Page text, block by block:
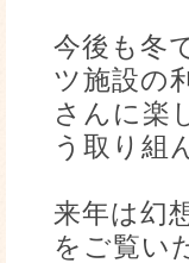
今後も冬
ツ施設の
さんに楽
う取り組
来年は幻
をご覧い